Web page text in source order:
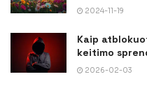
2024-11-19
Kaip
keitimo
2026-02-03